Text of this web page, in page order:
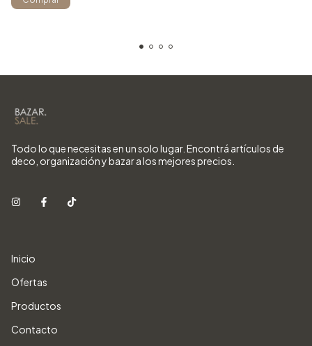
Todo lo que necesitas en un solo lugar. Encontrá artículos de
deco, organización y bazar a los mejores precios.
Inicio
Ofertas
Productos
Contacto